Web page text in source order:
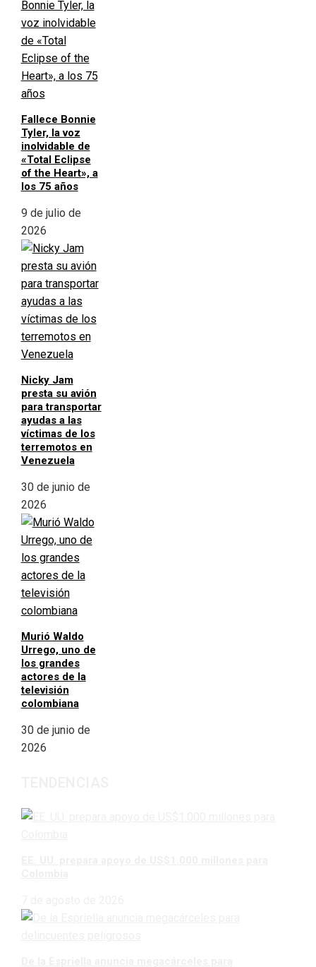
Fallece Bonnie
Tyler, la voz
inolvidable de
«Total Eclipse
of the Heart», a
los 75 años
9 de julio de
2026
Nicky Jam
presta su avión
para transportar
ayudas a las
víctimas de los
terremotos en
Venezuela
30 de junio de
2026
Murió Waldo
Urrego, uno de
los grandes
actores de la
televisión
colombiana
30 de junio de
2026